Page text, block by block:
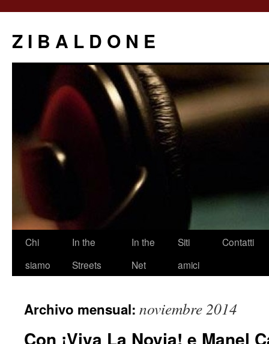
Z I B A L D O N E
Saltar
Chi
siamo
In the
Streets
In the
Net
Siti
amici
Contatti
Archivo mensual: noviembre 2014
Con ¡Viva La Novia! e Manel